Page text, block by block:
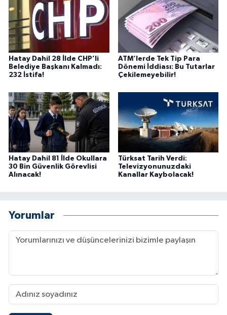
Hatay Dahil 28 İlde CHP’li
Belediye Başkanı Kalmadı:
232 İstifa!
ATM’lerde Tek Tip Para
Dönemi İddiası: Bu Tutarlar
Çekilemeyebilir!
Hatay Dahil 81 İlde Okullara
30 Bin Güvenlik Görevlisi
Alınacak!
Türksat Tarih Verdi:
Televizyonunuzdaki
Kanallar Kaybolacak!
Yorumlar